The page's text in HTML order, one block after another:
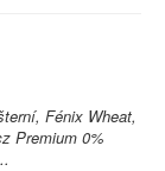
Fénix Wheat,
Premium 0%